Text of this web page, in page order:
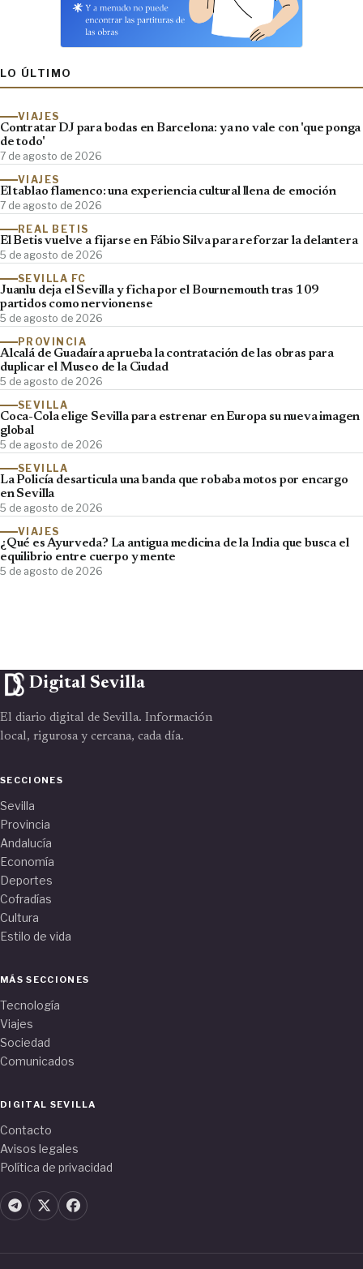
LO ÚLTIMO
VIAJES
Contratar DJ para bodas en Barcelona: ya no vale con 'que ponga
de todo'
7 de agosto de 2026
VIAJES
El tablao flamenco: una experiencia cultural llena de emoción
7 de agosto de 2026
REAL BETIS
El Betis vuelve a fijarse en Fábio Silva para reforzar la delantera
5 de agosto de 2026
SEVILLA FC
Juanlu deja el Sevilla y ficha por el Bournemouth tras 109
partidos como nervionense
5 de agosto de 2026
PROVINCIA
Alcalá de Guadaíra aprueba la contratación de las obras para
duplicar el Museo de la Ciudad
5 de agosto de 2026
SEVILLA
Coca-Cola elige Sevilla para estrenar en Europa su nueva imagen
global
5 de agosto de 2026
SEVILLA
La Policía desarticula una banda que robaba motos por encargo
en Sevilla
5 de agosto de 2026
VIAJES
¿Qué es Ayurveda? La antigua medicina de la India que busca el
equilibrio entre cuerpo y mente
5 de agosto de 2026
Digital Sevilla
El diario digital de Sevilla. Información
local, rigurosa y cercana, cada día.
SECCIONES
Sevilla
Provincia
Andalucía
Economía
Deportes
Cofradías
Cultura
Estilo de vida
MÁS SECCIONES
Tecnología
Viajes
Sociedad
Comunicados
DIGITAL SEVILLA
Contacto
Avisos legales
Política de privacidad